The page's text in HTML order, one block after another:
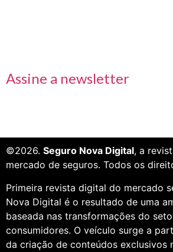
Assine a newsletter
©2026. Seguro Nova Digital, a
mercado de seguros. Todos os
Primeira revista digital do mercado
Nova Digital é o resultado de uma
baseada nas transformações do
consumidores. O veículo surge a
da criação de conteúdos exclusivos